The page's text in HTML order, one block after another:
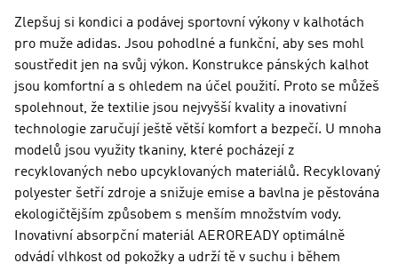
Zlepšuj si kondici a podávej sportovní výkony v kalhotách
pro muže adidas. Jsou pohodlné a funkční, aby ses mohl
soustředit jen na svůj výkon. Konstrukce pánských kalhot
jsou komfortní a s ohledem na účel použití. Proto se můžeš
spolehnout, že textilie jsou nejvyšší kvality a inovativní
technologie zaručují ještě větší komfort a bezpečí. U mnoha
modelů jsou využity tkaniny, které pocházejí z
recyklovaných nebo upcyklovaných materiálů. Recyklovaný
polyester šetří zdroje a snižuje emise a bavlna je pěstována
ekologičtějším způsobem s menším množstvím vody.
Inovativní absorpční materiál AEROREADY optimálně
odvádí vlhkost od pokožky a udrží tě v suchu i během